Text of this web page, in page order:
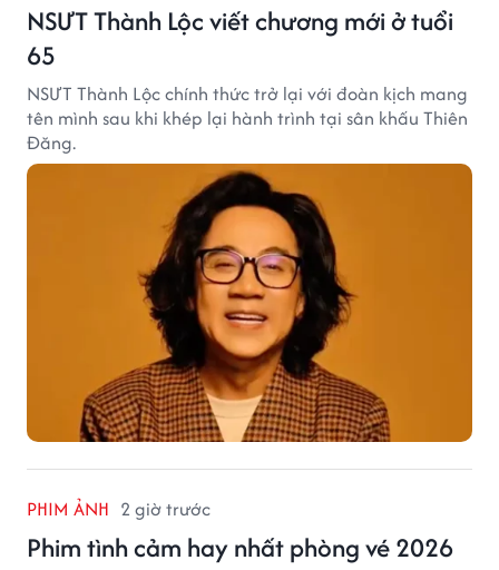
NSƯT Thành Lộc viết chương mới ở tuổi
65
NSƯT Thành Lộc chính thức trở lại với đoàn kịch mang
tên mình sau khi khép lại hành trình tại sân khấu Thiên
Đăng.
PHIM ẢNH 2 giờ trước
Phim tình cảm hay nhất phòng vé 2026